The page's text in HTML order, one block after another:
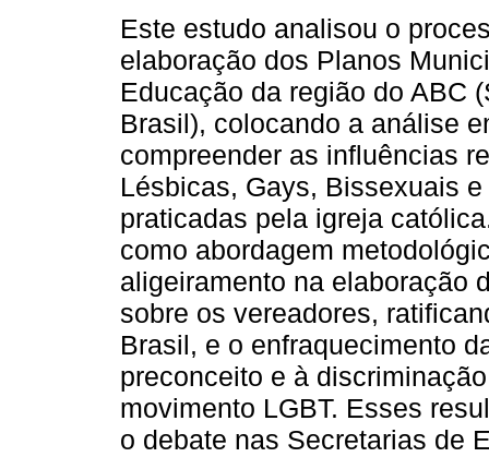
Este estudo analisou o
elaboração dos Planos
Educação da região do ABC
Brasil), colocando a análise
compreender as influências
Lésbicas, Gays, Bissexuais
praticadas pela igreja
como abordagem
aligeiramento na elaboração
sobre os vereadores,
Brasil, e o enfraquecimento
preconceito e à
movimento LGBT. Esses
o debate nas Secretarias de